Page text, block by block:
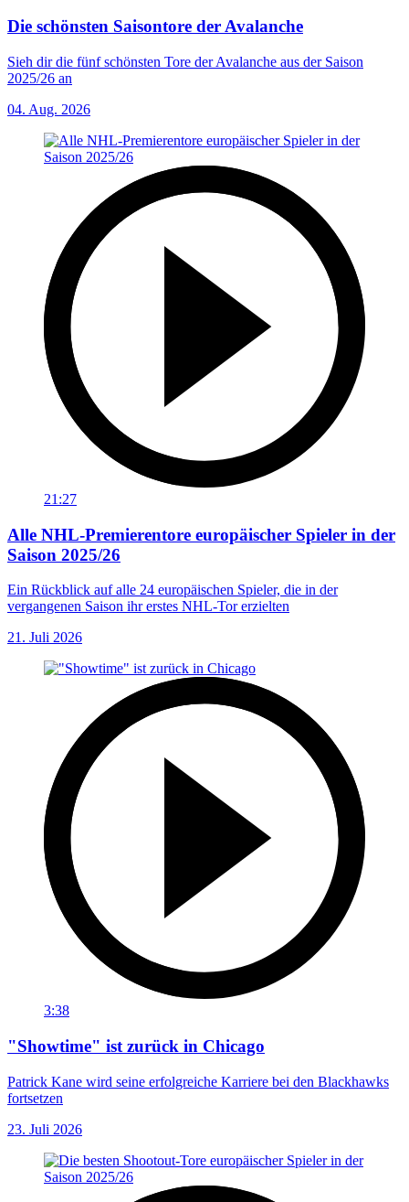
Die schönsten Saisontore der Avalanche
Sieh dir die fünf schönsten Tore der Avalanche aus der Saison
2025/26 an
04. Aug. 2026
21:27
Alle NHL-Premierentore europäischer Spieler in der
Saison 2025/26
Ein Rückblick auf alle 24 europäischen Spieler, die in der
vergangenen Saison ihr erstes NHL-Tor erzielten
21. Juli 2026
3:38
"Showtime" ist zurück in Chicago
Patrick Kane wird seine erfolgreiche Karriere bei den Blackhawks
fortsetzen
23. Juli 2026